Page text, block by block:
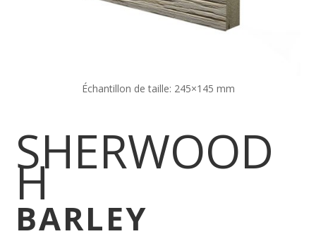
Échantillon de taille: 245×145 mm
SHERWOOD
H
BARLEY